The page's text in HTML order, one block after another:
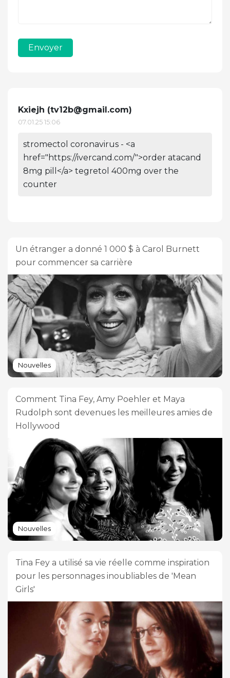
Envoyer
Kxiejh (tv12b@gmail.com)
07.01.25 15:06
stromectol coronavirus - <a
href="https://ivercand.com/">order atacand
8mg pill</a> tegretol 400mg over the
counter
Un étranger a donné 1 000 $ à Carol Burnett
pour commencer sa carrière
Nouvelles
Comment Tina Fey, Amy Poehler et Maya
Rudolph sont devenues les meilleures amies de
Hollywood
Nouvelles
Tina Fey a utilisé sa vie réelle comme inspiration
pour les personnages inoubliables de 'Mean
Girls'